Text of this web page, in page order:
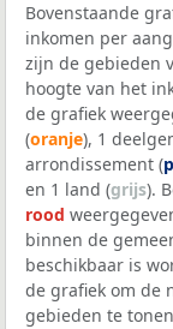
Bovenstaande
inkomen per
zijn de gebieden
hoogte van het
de grafiek
(oranje), 1
arrondissement (
en 1 land (grijs).
rood
binnen de
beschikbaar is
de grafiek om de
gebieden te